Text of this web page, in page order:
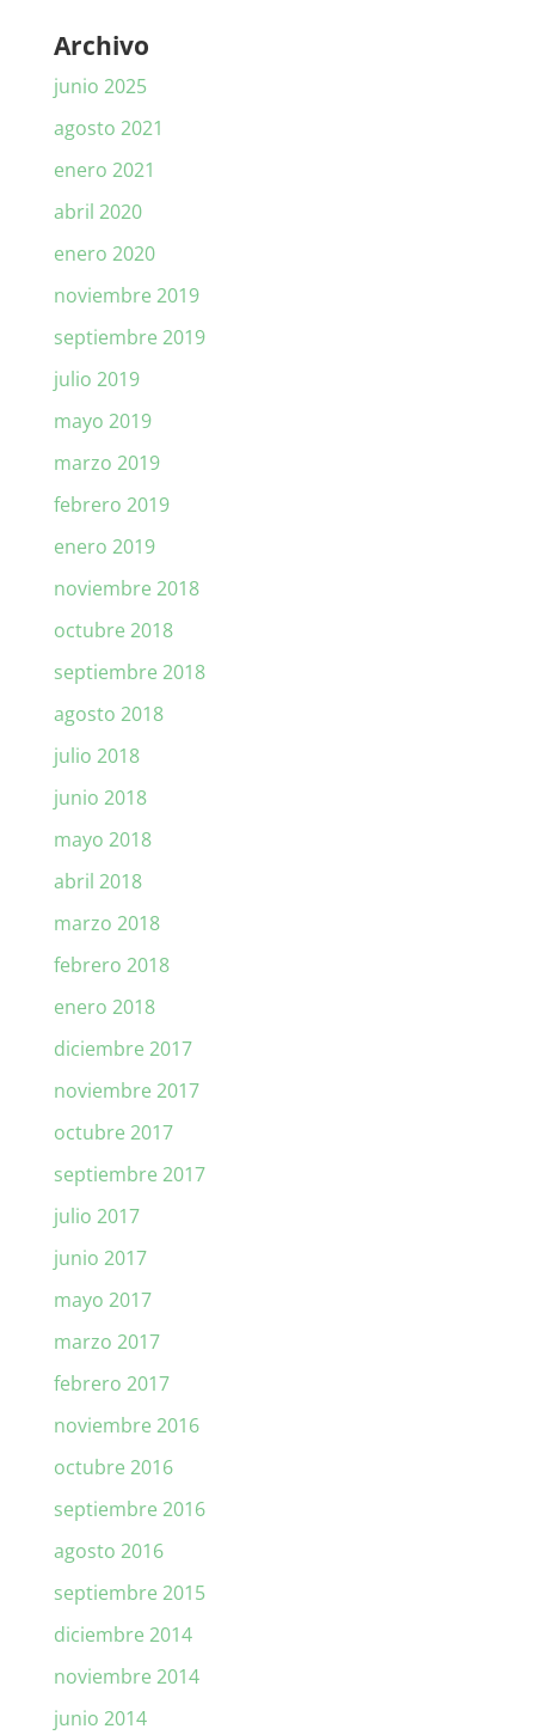
Archivo
junio 2025
agosto 2021
enero 2021
abril 2020
enero 2020
noviembre 2019
septiembre 2019
julio 2019
mayo 2019
marzo 2019
febrero 2019
enero 2019
noviembre 2018
octubre 2018
septiembre 2018
agosto 2018
julio 2018
junio 2018
mayo 2018
abril 2018
marzo 2018
febrero 2018
enero 2018
diciembre 2017
noviembre 2017
octubre 2017
septiembre 2017
julio 2017
junio 2017
mayo 2017
marzo 2017
febrero 2017
noviembre 2016
octubre 2016
septiembre 2016
agosto 2016
septiembre 2015
diciembre 2014
noviembre 2014
junio 2014